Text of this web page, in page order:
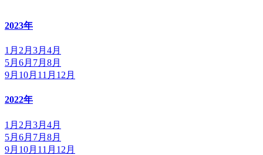
2023年
1月 2月 3月 4月
5月 6月 7月 8月
9月 10月 11月 12月
2022年
1月 2月 3月 4月
5月 6月 7月 8月
9月 10月 11月 12月